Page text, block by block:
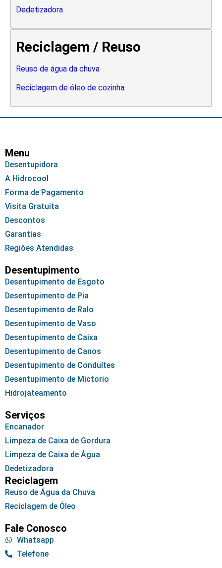
Dedetizadora
Reciclagem / Reuso
Reuso de água da chuva
Reciclagem de óleo de cozinha
Menu
Desentupidora
A Hidrocool
Forma de Pagamento
Visita Gratuita
Descontos
Garantias
Regiões Atendidas
Desentupimento
Desentupimento de Esgoto
Desentupimento de Pia
Desentupimento de Ralo
Desentupimento de Vaso
Desentupimento de Caixa
Desentupimento de Canos
Desentupimento de Conduítes
Desentupimento de Mictorio
Hidrojateamento
Serviços
Encanador
Limpeza de Caixa de Gordura
Limpeza de Caixa de Água
Dedetizadora
Reciclagem
Reuso de Água da Chuva
Reciclagem de Óleo
Fale Conosco
Whatsapp
Telefone